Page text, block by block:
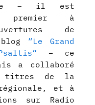
– il est
premier à
de
“Le Grand
– ce
a collaboré
titres de la
et à
sur Radio